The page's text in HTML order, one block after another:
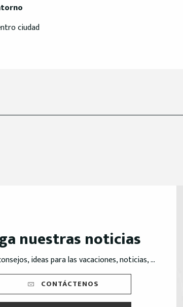
ciudad
nuestras noticias
ideas para las vacaciones, noticias, ...
CONTÁCTENOS